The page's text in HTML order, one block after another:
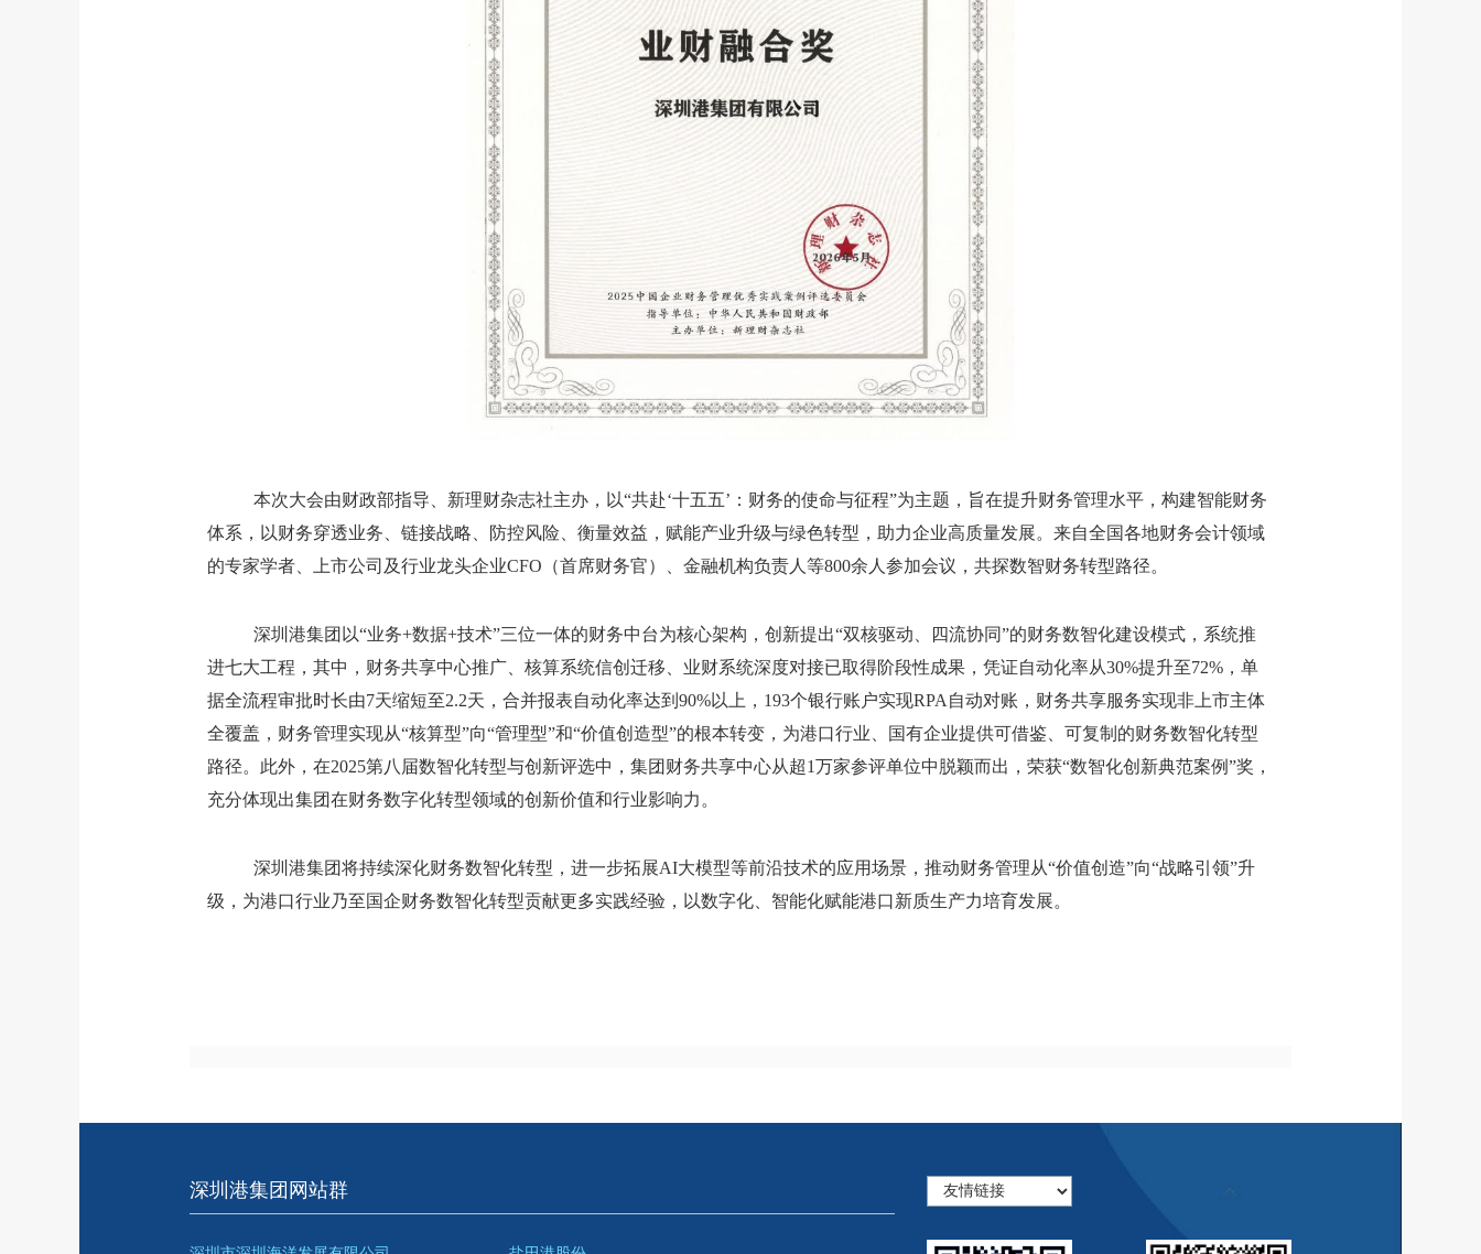
本次大会由财政部指导、新理财杂志社主办 ， 以“共赴‘十五五’：财务的使命与征程”为主题，旨在提升财务管理水平，构建智能财务
体系，以财务穿透业务、链接战略、防控风险、衡量效益，赋能产业升级与绿色转型，助力企业高质量发展。 来自全国各地财务会计领域
的专家学者、上市公司及行业龙头企业CFO （首席财务官） 、金融机构负责人等800余人 参加会议 ， 共探数智财务转型路径。
深圳港集团以“业务+数据+技术”三位一体的财务中台为核心架构，创新提出“双核驱动、四流协同”的财务数智化建设模式 ， 系统推
进七大工程，其中 ， 财务共享中心推广、核算系统信创迁移、业财系统深度对接已取得阶段性成果，凭证自动化率从30%提升至72% ，单
据全流程审批时长由7天缩短至2.2天，合并报表自动化率达到 90%以上， 193个银行账户实现RPA 自动对账，财务共享服务实现非上市主体
全覆盖 ， 财务管理实现从“核算型”向“管理型”和“价值创造型”的根本转变 ， 为港口行业、国有企业提供可借鉴、可复制的财务数智化转型
路径。 此外 ， 在2025第八届数智化转型与创新评选中， 集团财务共享中心从超1万家参评单位中 脱颖而出，荣获“数智化创新典范案例”奖，
充分体现出集团在财务数字化转型领域的创新价值和行业影响力。
深圳港集团将持续深化财务数智化转型，进一步拓展AI大模型等前沿技术的应用场景，推动财务管理从“价值创造”向“战略引领”升
级 ， 为港口行业乃至国企财务数智化转型贡献更多实践经验，以数字化、智能化赋能港口新质生产力培育发展。
深圳港集团网站群